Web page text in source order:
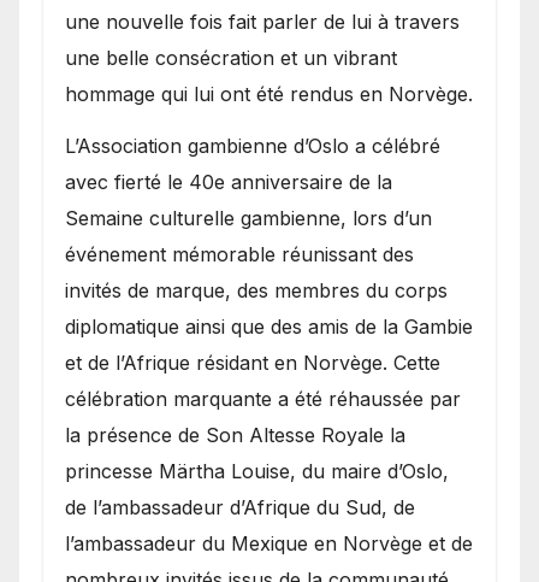
une nouvelle fois fait parler de lui à travers
une belle consécration et un vibrant
hommage qui lui ont été rendus en Norvège.
​L’Association gambienne d’Oslo a célébré
avec fierté le 40e anniversaire de la
Semaine culturelle gambienne, lors d’un
événement mémorable réunissant des
invités de marque, des membres du corps
diplomatique ainsi que des amis de la Gambie
et de l’Afrique résidant en Norvège. Cette
célébration marquante a été réhaussée par
la présence de Son Altesse Royale la
princesse Märtha Louise, du maire d’Oslo,
de l’ambassadeur d’Afrique du Sud, de
l’ambassadeur du Mexique en Norvège et de